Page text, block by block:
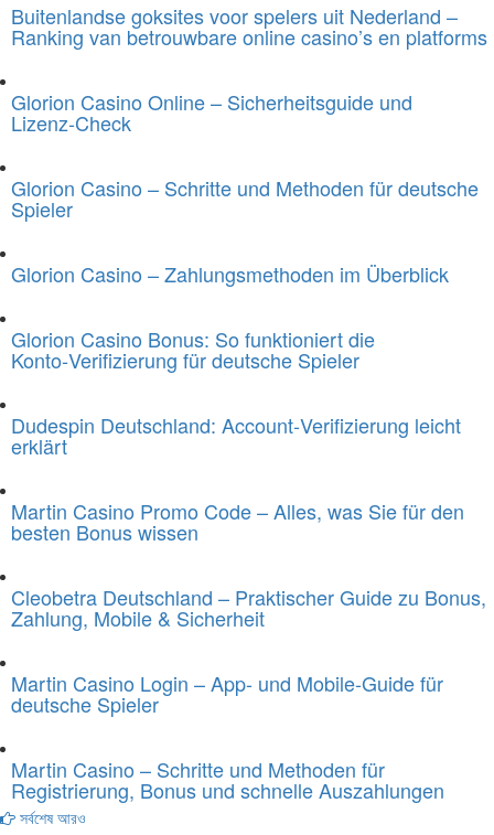
Buitenlandse goksites voor spelers uit Nederland –
Ranking van betrouwbare online casino’s en platforms
Glorion Casino Online – Sicherheitsguide und
Lizenz‑Check
Glorion Casino – Schritte und Methoden für deutsche
Spieler
Glorion Casino – Zahlungsmethoden im Überblick
Glorion Casino Bonus: So funktioniert die
Konto‑Verifizierung für deutsche Spieler
Dudespin Deutschland: Account‑Verifizierung leicht
erklärt
Martin Casino Promo Code – Alles, was Sie für den
besten Bonus wissen
Cleobetra Deutschland – Praktischer Guide zu Bonus,
Zahlung, Mobile & Sicherheit
Martin Casino Login – App- und Mobile-Guide für
deutsche Spieler
Martin Casino – Schritte und Methoden für
Registrierung, Bonus und schnelle Auszahlungen
সর্বশেষ আরও